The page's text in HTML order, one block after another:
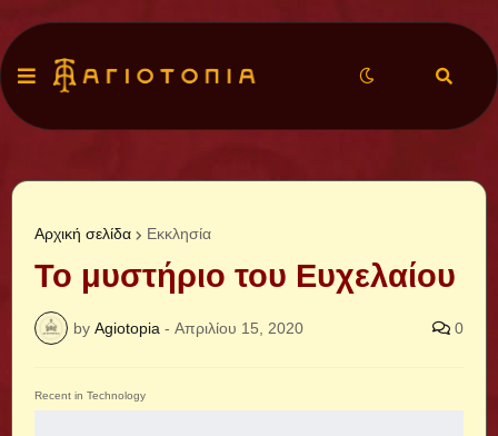
Αρχική σελίδα Εκκλησία
Το μυστήριο του Ευχελαίου
by Agiotopia - Απριλίου 15, 2020 0
Recent in Technology